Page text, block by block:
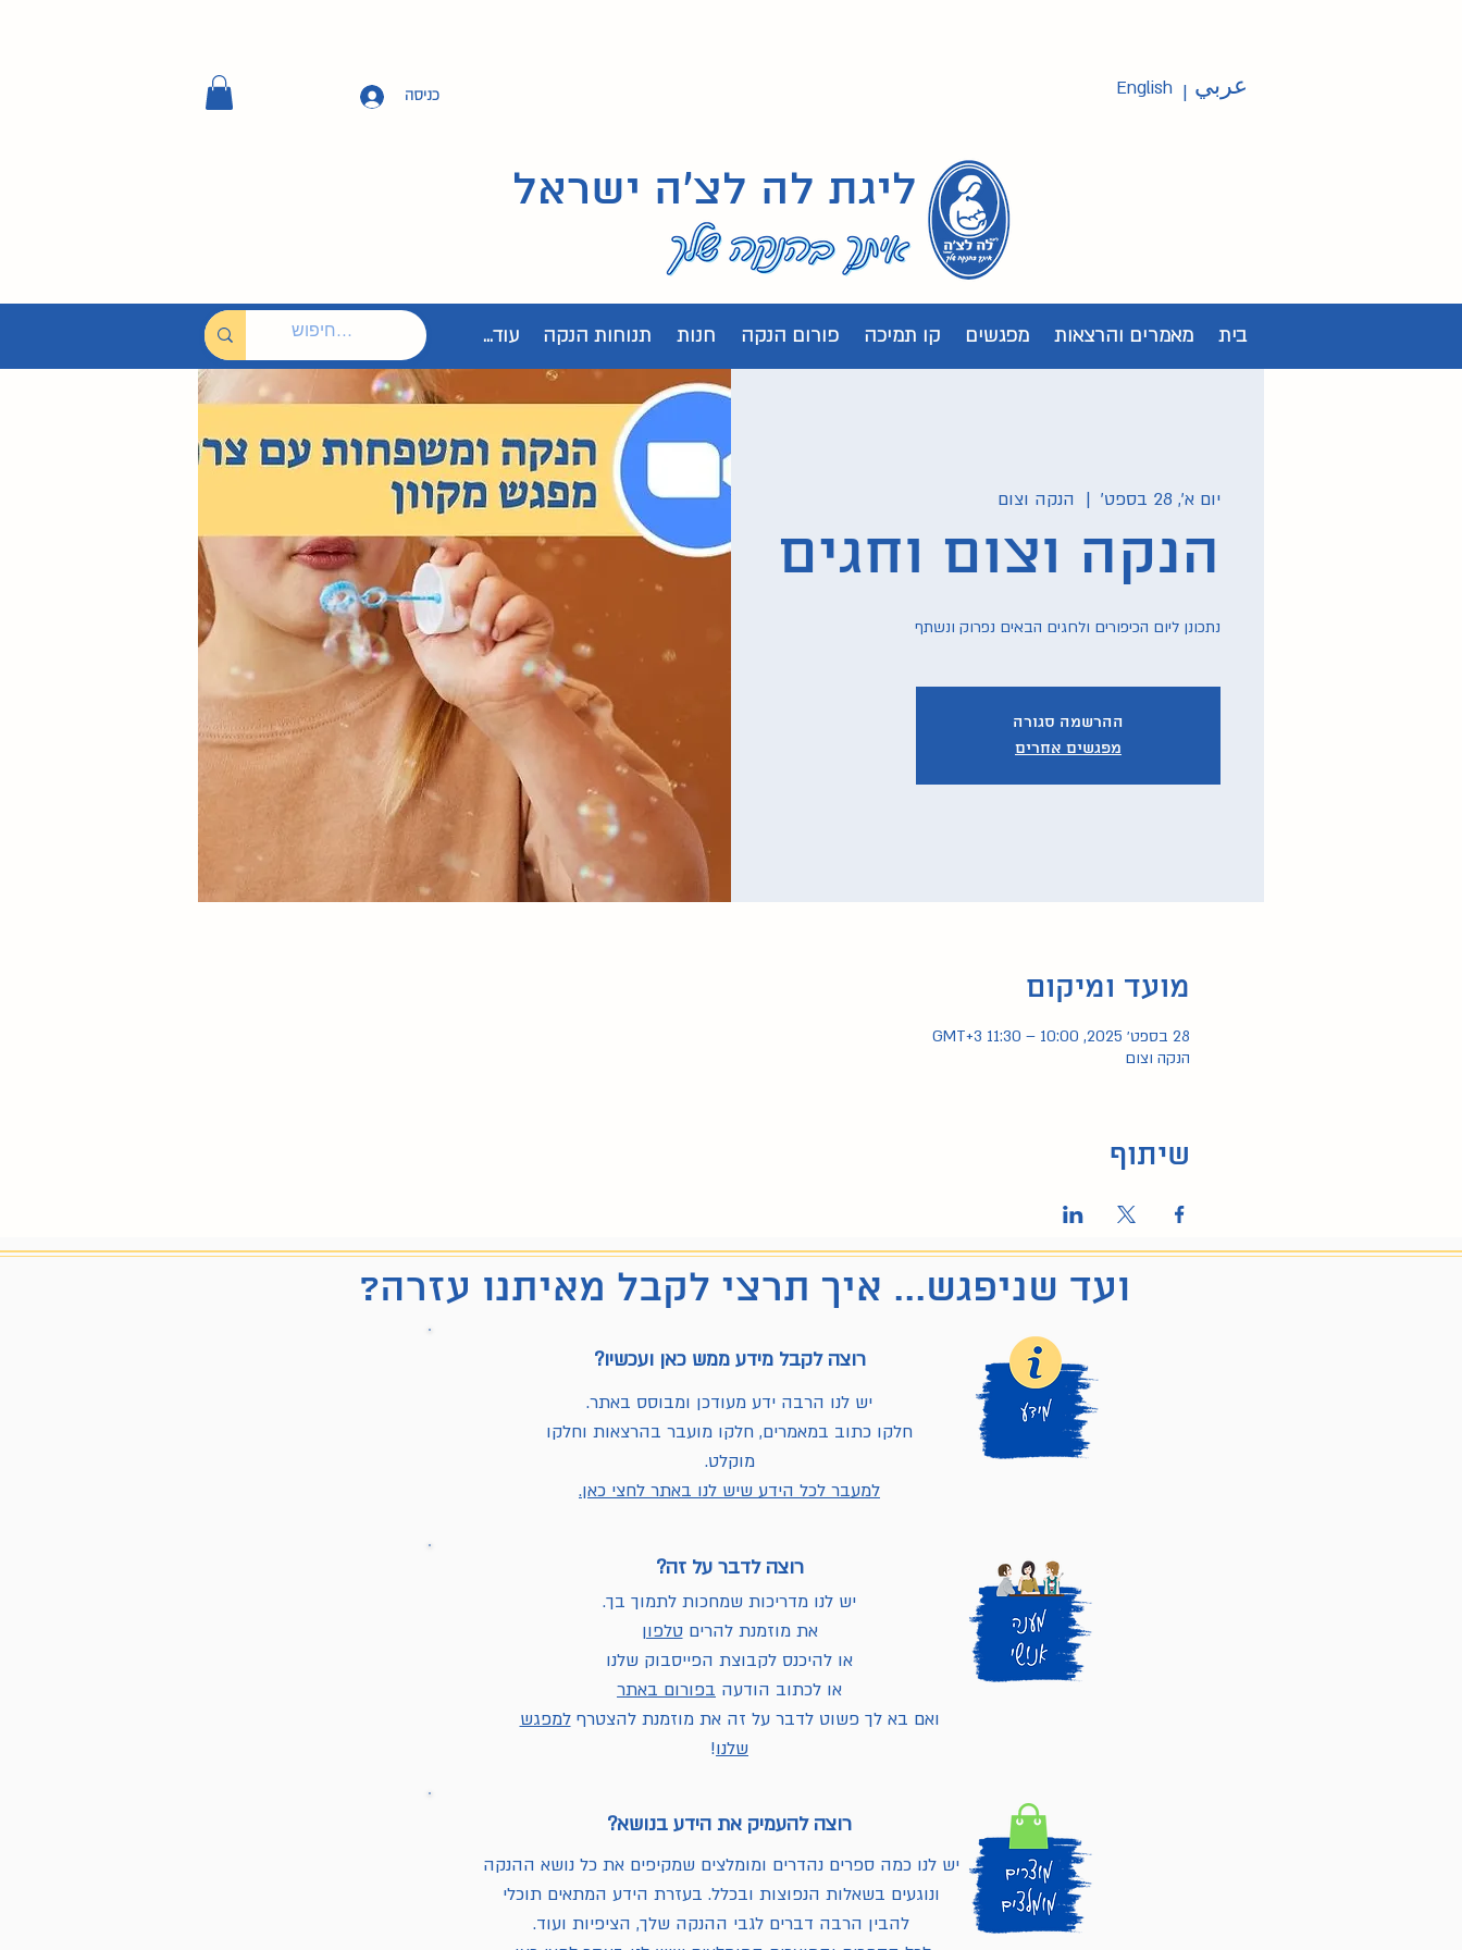
כניסה English عربي |
ליגת לה לצ'ה ישראל
בית מאמרים והרצאות מפגשים קו תמיכה פורום הנקה חנות תנוחות הנקה עוד...
יום א׳, 28 בספט׳
  |
הנקה וצום
הנקה וצום וחגים
נתכונן ליום הכיפורים ולחגים הבאים נפרוק ונשתף
ההרשמה סגורה
מפגשים אחרים
מועד ומיקום
28 בספט׳ 2025, 10:00 – 11:30 GMT‎+3‎
הנקה וצום
שיתוף
ועד שניפגש... איך תרצי לקבל מאיתנו עזרה?
רוצה לקבל מידע ממש כאן ועכשיו?
יש לנו הרבה ידע מעודכן ומבוסס באתר.
חלקו כתוב במאמרים, חלקו מועבר בהרצאות וחלקו
מוקלט.
למעבר לכל הידע שיש לנו באתר לחצי כאן.
רוצה לדבר על זה?
יש לנו מדריכות שמחכות לתמוך בך.
את מוזמנת להריםטלפון
או להיכנס לקבוצת הפייסבוק שלנו
או לכתוב הודעה בפורום באתר
ואם בא לך פשוט לדבר על זה את מוזמנת להצטרףלמפגש
שלנו!
רוצה להעמיק את הידע בנושא?
יש לנו כמה ספרים נהדרים ומומלצים שמקיפים את כל נושא ההנקה
ונוגעים בשאלות הנפוצות ובכלל. בעזרת הידע המתאים תוכלי
להבין הרבה דברים לגבי ההנקה שלך, הציפיות ועוד.